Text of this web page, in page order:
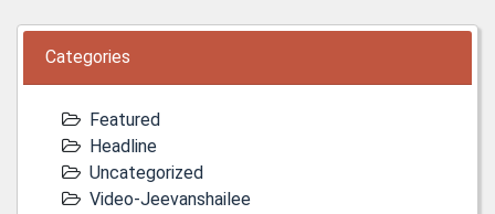
Categories
Featured
Headline
Uncategorized
Video-Jeevanshailee